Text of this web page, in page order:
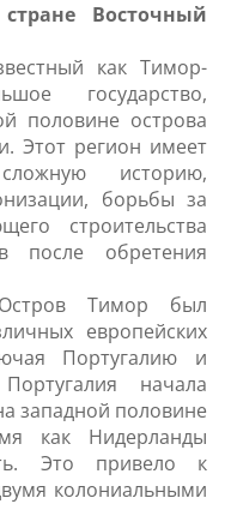
Восточный
как Тимор-
государство,
половине острова
Этот регион имеет
историю,
борьбы за
строительства
после обретения
Тимор был
европейских
Португалию и
начала
западной половине
как Нидерланды
Это привело к
колониальными